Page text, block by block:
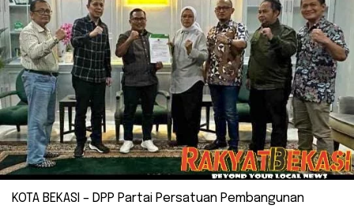
KOTA BEKASI – DPP Partai Persatuan Pembangunan